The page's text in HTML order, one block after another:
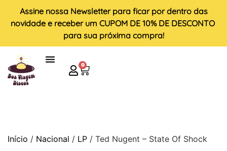
Assine nossa Newsletter para ficar por dentro das
novidade e receber um CUPOM DE 10% DE DESCONTO
para sua próxima compra!
0
Início / Nacional / LP / Ted Nugent – State Of Shock